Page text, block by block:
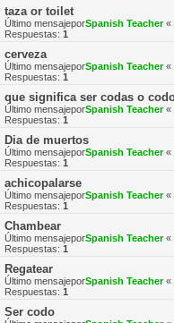
taza or toilet
Último mensajeporSpanish Teacher«
Respuestas: 1
cerveza
Último mensajeporSpanish Teacher«
Respuestas: 1
que significa ser codas o
Último mensajeporSpanish Teacher«
Respuestas: 1
Dia de muertos
Último mensajeporSpanish Teacher«
Respuestas: 1
achicopalarse
Último mensajeporSpanish Teacher«
Respuestas: 1
Chambear
Último mensajeporSpanish Teacher«
Respuestas: 1
Regatear
Último mensajeporSpanish Teacher«
Respuestas: 1
Ser codo